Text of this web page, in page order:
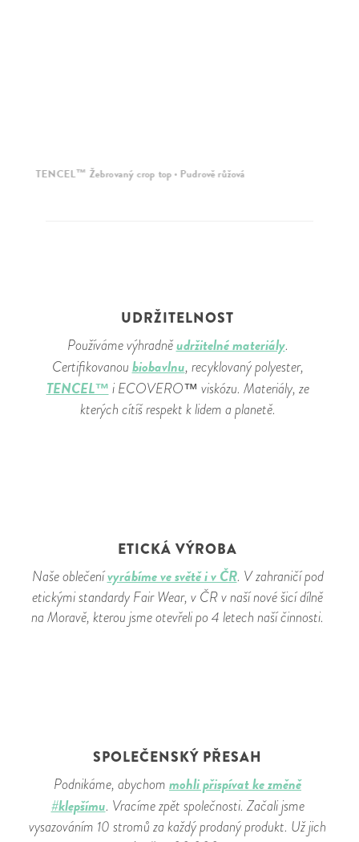
TENCEL™ Žebrovaný crop top · Pudrově růžová
UDRŽITELNOST
Používáme výhradněudržitelné materiály.
Certifikovanou biobavlnu, recyklovaný polyester,
TENCEL™ i ECOVERO™ viskózu. Materiály, ze
kterých cítíš respekt k lidem a planetě.
ETICKÁ VÝROBA
Naše oblečenívyrábíme ve světě i v ČR. V zahraničí pod
etickými standardy Fair Wear, v ČR v naší nové šicí dílně
na Moravě, kterou jsme otevřeli po 4 letech naší činnosti.
SPOLEČENSKÝ PŘESAH
Podnikáme, abychom mohli přispívat ke změně
#klepšímu. Vracíme zpět společnosti. Začali jsme
vysazováním 10 stromů za každý prodaný produkt. Už jich